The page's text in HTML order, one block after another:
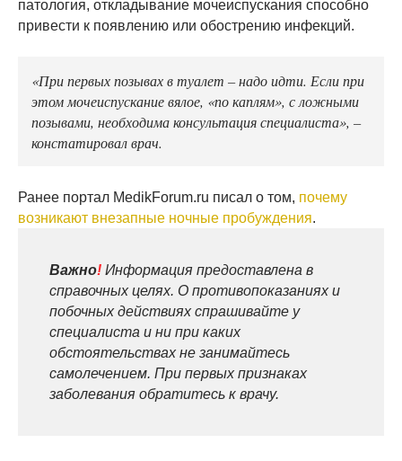
патология, откладывание мочеиспускания способно
привести к появлению или обострению инфекций.
«При первых позывах в туалет – надо идти. Если при
этом мочеиспускание вялое, «по каплям», с ложными
позывами, необходима консультация специалиста», –
констатировал врач.
Ранее портал MedikForum.ru писал о том, почему
возникают внезапные ночные пробуждения.
Важно! Информация предоставлена в
справочных целях. О противопоказаниях и
побочных действиях спрашивайте у
специалиста и ни при каких
обстоятельствах не занимайтесь
самолечением. При первых признаках
заболевания обратитесь к врачу.